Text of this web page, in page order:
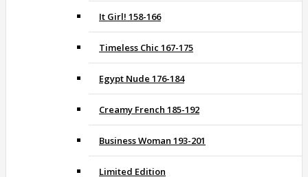
It Girl! 158-166
Timeless Chic 167-175
Egypt Nude 176-184
Creamy French 185-192
Business Woman 193-201
Limited Edition